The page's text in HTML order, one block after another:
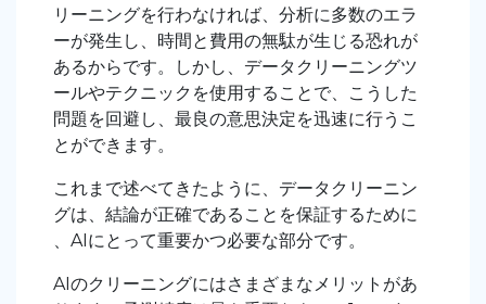
リーニングを行わなければ、分析に多数のエラ
ーが発生し、時間と費用の無駄が生じる恐れが
あるからです。しかし、データクリーニングツ
ールやテクニックを使用することで、こうした
問題を回避し、最良の意思決定を迅速に行うこ
とができます。
これまで述べてきたように、データクリーニン
グは、結論が正確であることを保証するために
、AIにとって重要かつ必要な部分です。
AIのクリーニングにはさまざまなメリットがあ